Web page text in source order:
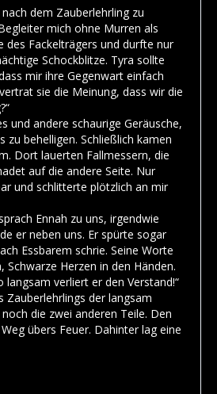
dem Zauberlehrling zu
mich ohne Murren als
des Fackelträgers und durfte nur
Schockblitze. Tyra sollte
mir ihre Gegenwart einfach
sie die Meinung, dass wir die
und andere schaurige Geräusche,
behelligen. Schließlich kamen
Dort lauerten Fallmessern, die
auf die andere Seite. Nur
und schlitterte plötzlich an mir
Ennah zu uns, irgendwie
er neben uns. Er spürte sogar
Essbarem schrie. Seine Worte
Herzen in den Händen.
verliert er den Verstand!“
Zauberlehrlings der langsam
die zwei anderen Teile. Den
übers Feuer. Dahinter lag eine